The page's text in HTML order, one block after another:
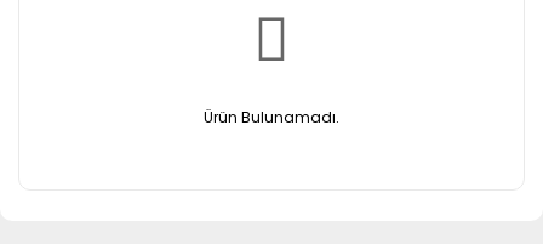
Ürün Bulunamadı.